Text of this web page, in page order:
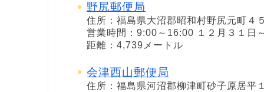
野尻郵便局
住所：福島県大沼郡昭和村野尻元町４
営業時間：9:00～16:00 １２月３１
距離：4,739メートル
会津西山郵便局
住所：福島県河沼郡柳津町砂子原居平